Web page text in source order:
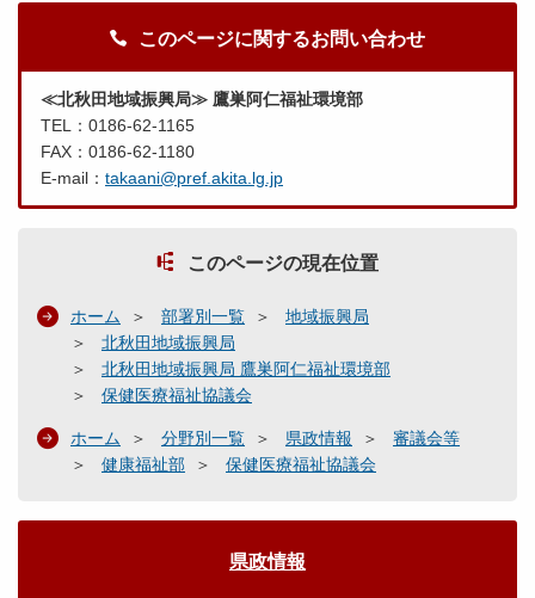
このページに関するお問い合わせ
≪北秋田地域振興局≫ 鷹巣阿仁福祉環境部
TEL：0186-62-1165
FAX：0186-62-1180
E-mail： takaani@pref.akita.lg.jp
このページの現在位置
ホーム 部署別一覧
地域振興局
北秋田地域振興局
北秋田地域振興局 鷹巣阿仁福祉環境部
保健医療福祉協議会
ホーム 分野別一覧 県政情報
審議会等
健康福祉部
保健医療福祉協議会
県政情報